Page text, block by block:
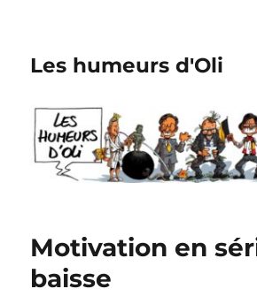
Les humeurs d'Oli
Motivation en
baisse